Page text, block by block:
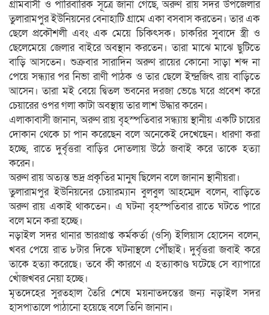
গ্রামবাসী ও পারিবারিক সূত্রে জানা গেছে, অরুণ রায় সদর উপজেলার
তুলারামপুর ইউনিয়নের বেনাহাটি গ্রামে একা বসবাস করতেন। তার এক
ছেলে প্রকৌশলী এবং এক মেয়ে চিকিৎসক। চাকরির সুবাদে স্ত্রী ও
ছেলেমেয়ে জেলার বাইরে অবস্থান করতেন। তারা মাঝে মাঝে ছুটিতে
বাড়ি আসতেন। শুক্রবার সারাদিন অরুণ রায়ের কোনো সাড়া শব্দ না
পেয়ে সন্ধ্যার পর নিভা রাণী পাঠক ও তার ছেলে ইন্দ্রজিৎ রায় বাড়িতে
আসেন। তারা মই বেয়ে দ্বিতল ভবনের দরজা ভেঙে ঘরে প্রবেশ করে
চেয়ারের ওপর গলা কাটা অবস্থায় তার লাশ উদ্ধার করেন।
এলাকাবাসী জানান, অরুণ রায় বৃহস্পতিবার সন্ধ্যায় স্থানীয় একটি চায়ের
দোকান থেকে চা পান করেছেন বলে অনেকেই দেখেছেন। ধারণা করা
হচ্ছে, রাতে দুর্বৃত্তরা বাড়ির দোতলায় উঠে জবাই করে তাকে হত্যা
করেন।
অরুণ রায় অত্যন্ত ভদ্র প্রকৃতির মানুষ ছিলেন বলে জানান স্থানীয়রা।
তুলারামপুর ইউনিয়নের চেয়ারম্যান বুলবুল আহম্মেদ বলেন, বাড়িতে
অরুণ রায় একাই থাকতেন। এ ঘটনা বৃহস্পতিবার রাতে ঘটতে পারে
বলে মনে করা হচ্ছে।
নড়াইল সদর থানার ভারপ্রাপ্ত কর্মকর্তা (ওসি) ইলিয়াস হোসেন বলেন,
খবর পেয়ে রাত ৮টার দিকে ঘটনাস্থলে পৌঁছাই। দুর্বৃত্তরা জবাই করে
তাকে হত্যা করেছে। তবে কী কারণে এ হত্যাকাণ্ড ঘটেছে সে ব্যাপারে
খোঁজখবর নেয়া হচ্ছে।
মৃতদেহের সুরতহাল তৈরি শেষে ময়নাতদন্তের জন্য নড়াইল সদর
হাসপাতালে পাঠানো হয়েছে বলে তিনি জানান।